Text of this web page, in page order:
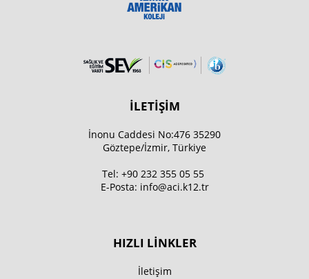
İLETİŞİM
İnonu Caddesi No:476 35290
Göztepe/İzmir, Türkiye
Tel: +90 232 355 05 55
E-Posta: info@aci.k12.tr
HIZLI LİNKLER
İletişim